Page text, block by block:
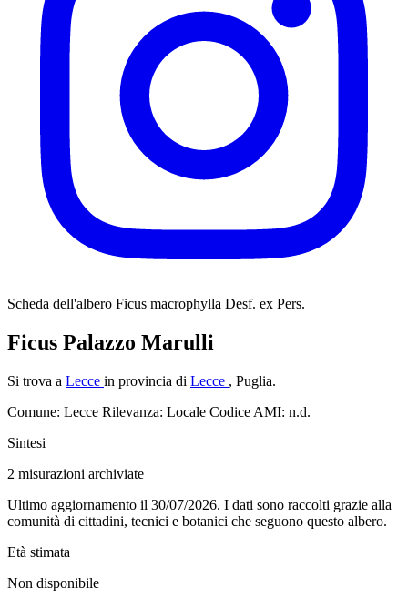
Scheda dell'albero Ficus macrophylla Desf. ex Pers.
Ficus Palazzo Marulli
Si trova a Lecce in provincia di Lecce , Puglia.
Comune: Lecce Rilevanza: Locale Codice AMI: n.d.
Sintesi
2 misurazioni archiviate
Ultimo aggiornamento il 30/07/2026. I dati sono raccolti grazie alla
comunità di cittadini, tecnici e botanici che seguono questo albero.
Età stimata
Non disponibile